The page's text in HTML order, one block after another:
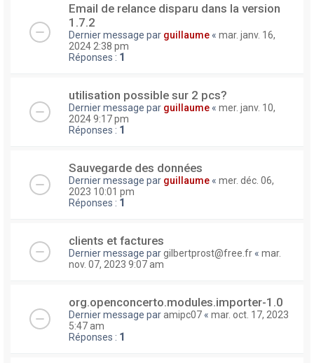
Email de relance disparu dans la version
1.7.2
Dernier message par guillaume « mar. janv. 16,
2024 2:38 pm
Réponses : 1
utilisation possible sur 2 pcs?
Dernier message par guillaume « mer. janv. 10,
2024 9:17 pm
Réponses : 1
Sauvegarde des données
Dernier message par guillaume « mer. déc. 06,
2023 10:01 pm
Réponses : 1
clients et factures
Dernier message pargilbertprost@free.fr « mar.
nov. 07, 2023 9:07 am
org.openconcerto.modules.importer-1.0
Dernier message paramipc07 « mar. oct. 17, 2023
5:47 am
Réponses : 1